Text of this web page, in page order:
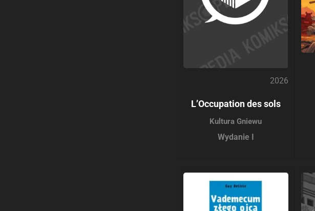
2026
L’Occupation des sols
Kultura Gniewu
Wydanie I